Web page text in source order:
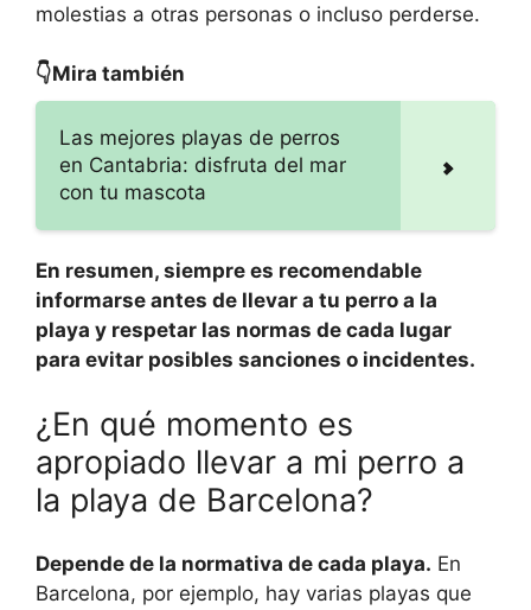
molestias a otras personas o incluso perderse.
👇Mira también
Las mejores playas de perros
en Cantabria: disfruta del mar
con tu mascota
En resumen, siempre es recomendable
informarse antes de llevar a tu perro a la
playa y respetar las normas de cada lugar
para evitar posibles sanciones o incidentes.
¿En qué momento es
apropiado llevar a mi perro a
la playa de Barcelona?
Depende de la normativa de cada playa. En
Barcelona, por ejemplo, hay varias playas que